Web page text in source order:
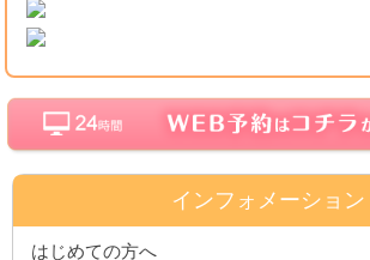
インフォメーション
はじめての方へ